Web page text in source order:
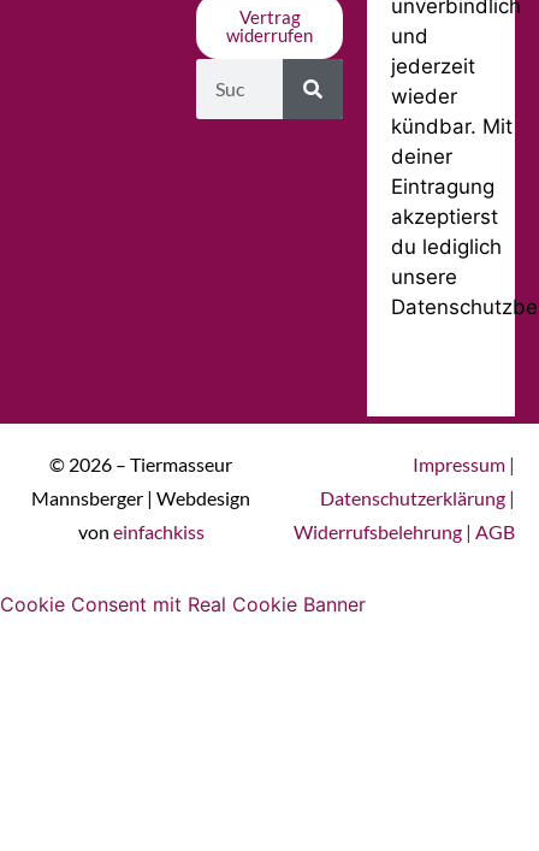
Vertrag
widerrufen
unverbindlich
und
jederzeit
wieder
kündbar. Mit
deiner
Eintragung
akzeptierst
du lediglich
unsere
© 2026 – Tiermasseur
Mannsberger | Webdesign
von einfachkiss
Impressum |
Datenschutzerklärung |
Widerrufsbelehrung | AGB
Cookie Consent mit Real Cookie Banner